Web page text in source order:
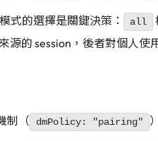
式的選擇是關鍵決策：
all
源的 session，後者對個人使
制（ dmPolicy: "pairing"